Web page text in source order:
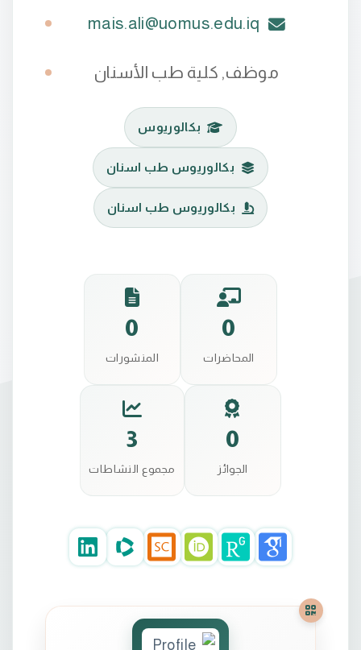
mais.ali@uomus.edu.iq
موظف, كلية طب الأسنان
بكالوريوس
بكالوريوس طب اسنان
بكالوريوس طب اسنان
0
المحاضرات
0
المنشورات
0
الجوائز
3
مجموع النشاطات